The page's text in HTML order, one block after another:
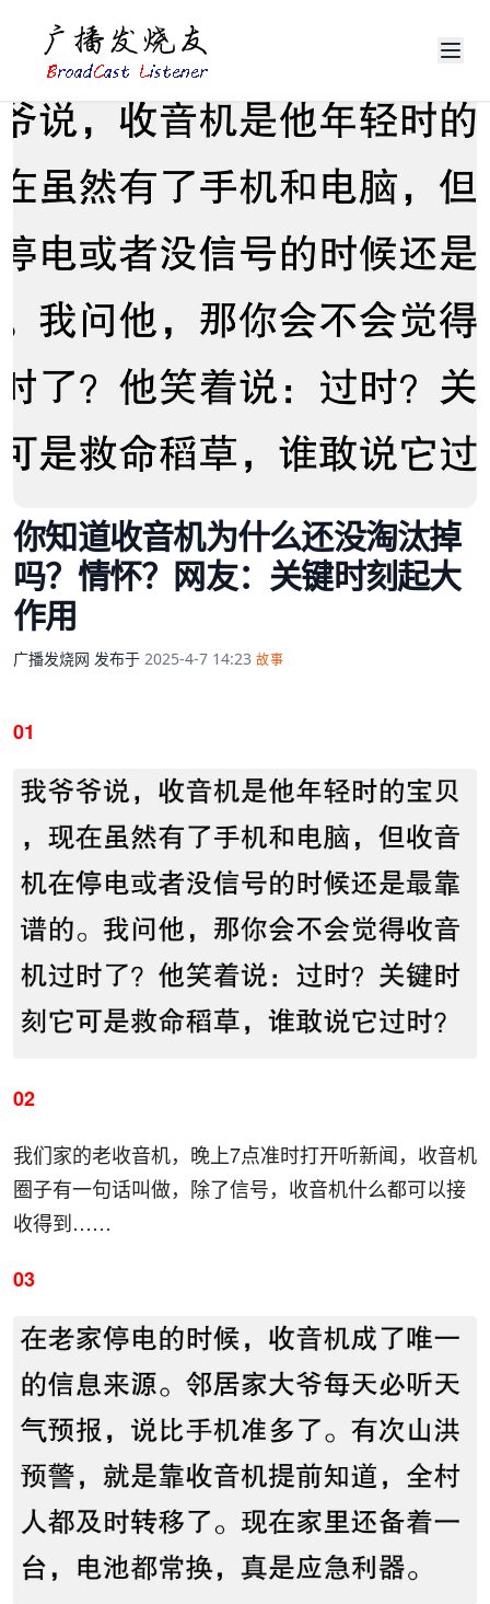
你知道收音机为什么还没淘汰掉
吗？情怀？网友：关键时刻起大
作用
广播发烧网 发布于 2025-4-7 14:23 故事
01
02
我们家的老收音机，晚上7点准时打开听新闻，收音机
圈子有一句话叫做，除了信号，收音机什么都可以接
收得到……
03